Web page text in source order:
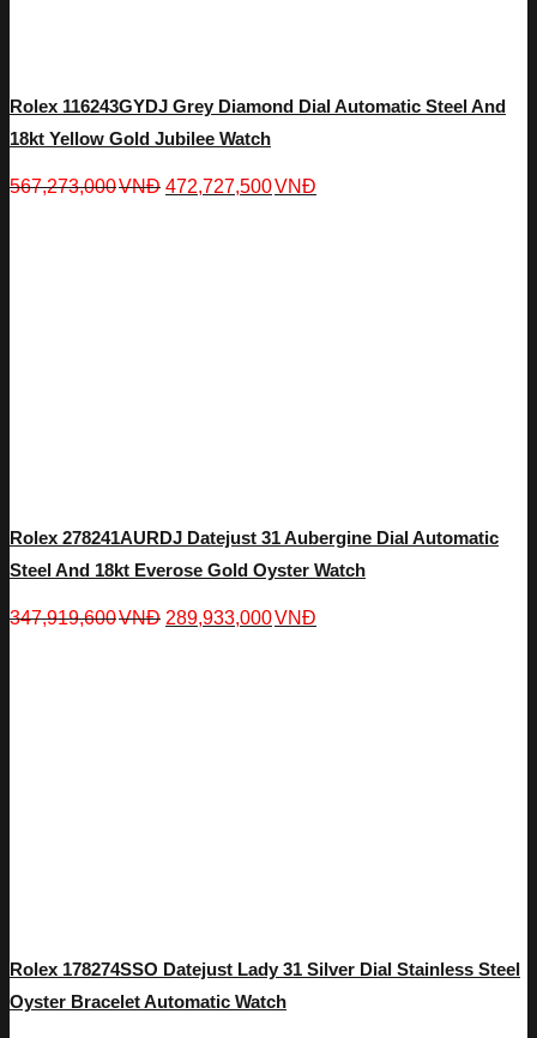
Rolex 116243GYDJ Grey Diamond Dial Automatic Steel And
18kt Yellow Gold Jubilee Watch
567,273,000VNĐ 472,727,500VNĐ
Rolex 278241AURDJ Datejust 31 Aubergine Dial Automatic
Steel And 18kt Everose Gold Oyster Watch
347,919,600VNĐ 289,933,000VNĐ
Rolex 178274SSO Datejust Lady 31 Silver Dial Stainless Steel
Oyster Bracelet Automatic Watch